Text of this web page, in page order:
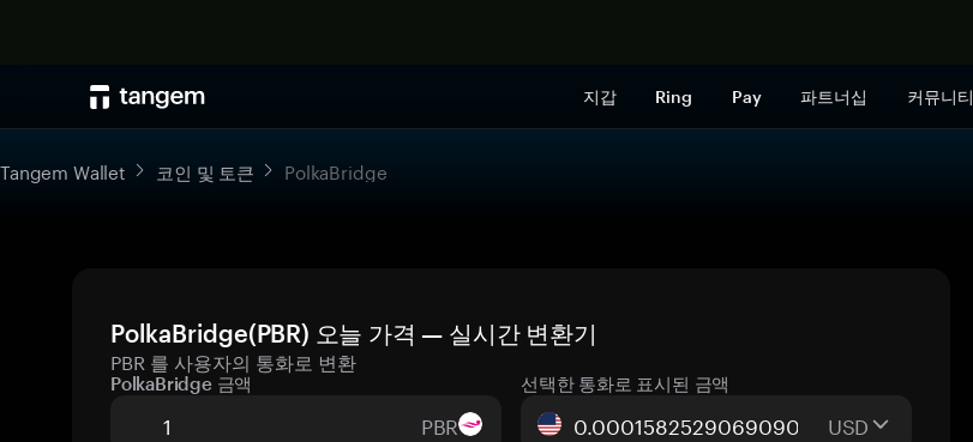
지갑 Ring Pay 파트너십 커뮤니티
Tangem Wallet 코인 및 토큰 PolkaBridge
PolkaBridge(PBR) 오늘 가격 — 실시간 변환기
PBR 를 사용자의 통화로 변환
PolkaBridge 금액
PBR
선택한 통화로 표시된 금액
USD